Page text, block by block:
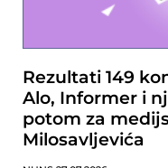
Rezultati 149
Alo, Informer i
potom za
Milosavljevića